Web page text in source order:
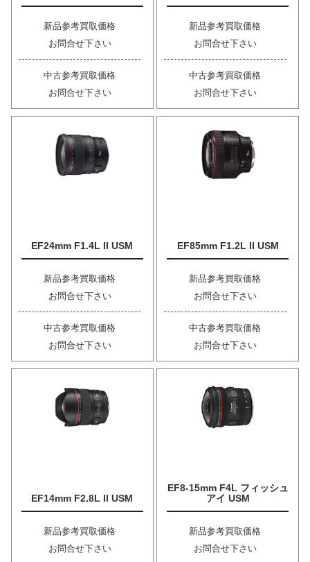
新品参考買取価格
お問合せ下さい
中古参考買取価格
お問合せ下さい
新品参考買取価格
お問合せ下さい
中古参考買取価格
お問合せ下さい
EF24mm F1.4L II USM
新品参考買取価格
お問合せ下さい
中古参考買取価格
お問合せ下さい
EF85mm F1.2L II USM
新品参考買取価格
お問合せ下さい
中古参考買取価格
お問合せ下さい
EF14mm F2.8L II USM
新品参考買取価格
お問合せ下さい
EF8-15mm F4L フィッシュ
アイ USM
新品参考買取価格
お問合せ下さい